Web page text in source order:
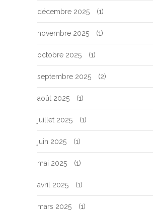
décembre 2025 (1)
novembre 2025 (1)
octobre 2025 (1)
septembre 2025 (2)
août 2025 (1)
juillet 2025 (1)
juin 2025 (1)
mai 2025 (1)
avril 2025 (1)
mars 2025 (1)